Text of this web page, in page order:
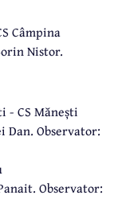
Câmpina
Nistor.
- CS Mănești
Observator:
Observator: